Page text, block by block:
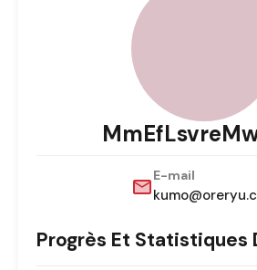
E-mail
Progrès Et Statistiques